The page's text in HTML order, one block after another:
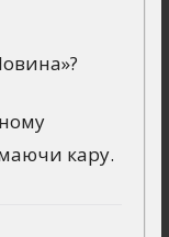
кару.